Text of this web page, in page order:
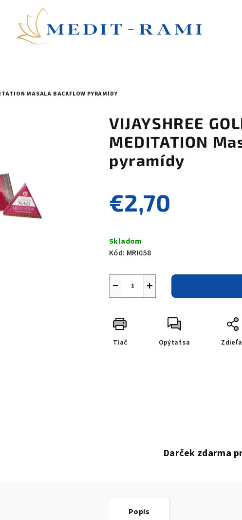
MASALA BACKFLOW PYRAMÍDY
VIJAYSHREE
MEDITATION
pyramídy
€2,70
cena:
Skladom
Kód: MRI058
+
−
Tlač Opýtať sa
Darček zdarma
Popis